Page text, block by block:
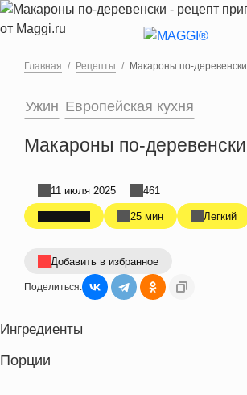
Перейти к основному содержанию
Главная Рецепты Макароны по-деревенски
Ужин Европейская кухня
Макароны по-деревенски
25 мин Легкий
11 июля 2025 461
Добавить в избранное
Поделиться:
Ингредиенты
Порции